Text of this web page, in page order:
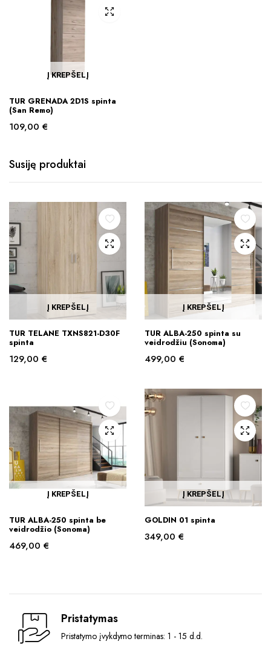
Į KREPŠELĮ
TUR GRENADA 2D1S spinta
(San Remo)
109,00 €
Susiję produktai
Į KREPŠELĮ
TUR TELANE TXNS821-D30F
spinta
129,00 €
Į KREPŠELĮ
TUR ALBA-250 spinta su
veidrodžiu (Sonoma)
499,00 €
Į KREPŠELĮ
TUR ALBA-250 spinta be
veidrodžio (Sonoma)
469,00 €
Į KREPŠELĮ
GOLDIN 01 spinta
349,00 €
Pristatymas
Pristatymo įvykdymo terminas: 1 - 15 d.d.